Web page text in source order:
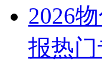
2026
报热